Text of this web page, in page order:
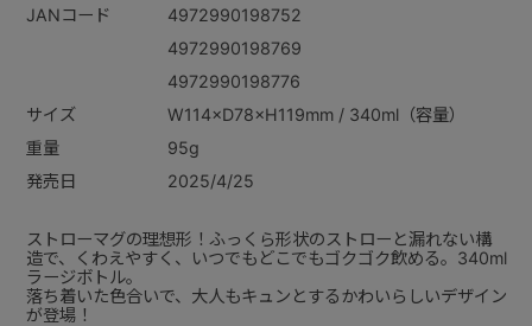
JANコード
4972990198752
4972990198769
4972990198776
サイズ
W114×D78×H119mm / 340ml（容量）
重量
95g
発売日
2025/4/25
ストローマグの理想形！ふっくら形状のストローと漏れない構
造で、くわえやすく、いつでもどこでもゴクゴク飲める。340ml
ラージボトル。
落ち着いた色合いで、大人もキュンとするかわいらしいデザイン
が登場！